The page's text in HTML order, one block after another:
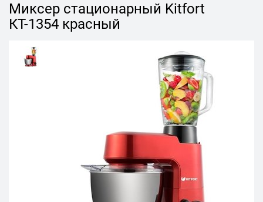
Миксер стационарный Kitfort
КТ-1354 красный